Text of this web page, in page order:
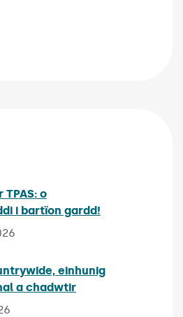
o
i bartïon gardd!
einhunig
a chadwtir